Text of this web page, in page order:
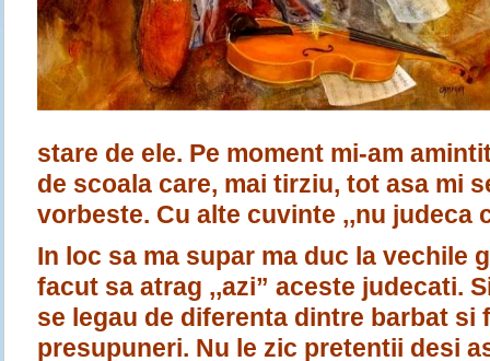
stare de ele. Pe moment mi-am
de scoala care, mai tirziu, tot asa mi
vorbeste. Cu alte cuvinte ,,nu judeca
In loc sa ma supar ma duc la vechile
facut sa atrag ,,azi” aceste judecati.
se legau de diferenta dintre barbat si
presupuneri. Nu le zic pretentii desi